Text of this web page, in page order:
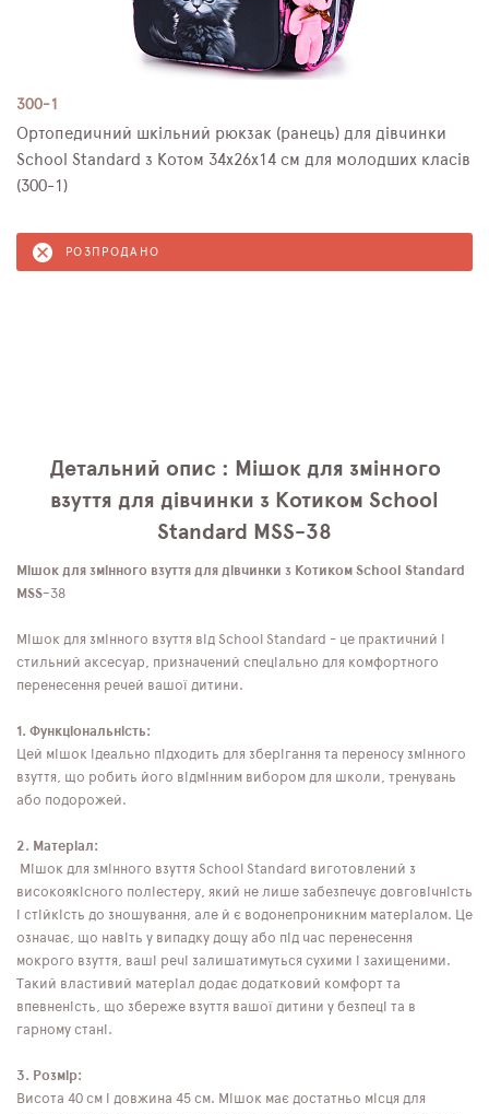
300-1
Ортопедичний шкільний рюкзак (ранець) для дівчинки
School Standard з Котом 34х26х14 см для молодших класів
(300-1)
РОЗПРОДАНО
Детальний опис : Мішок для змінного
взуття для дівчинки з Котиком School
Standard MSS-38
Мішок для змінного взуття для дівчинки з Котиком School Standard
MSS-38
Мішок для змінного взуття від School Standard - це практичний і
стильний аксесуар, призначений спеціально для комфортного
перенесення речей вашої дитини.
1. Функціональність:
Цей мішок ідеально підходить для зберігання та переносу змінного
взуття, що робить його відмінним вибором для школи, тренувань
або подорожей.
2. Матеріал:
Мішок для змінного взуття School Standard виготовлений з
високоякісного поліестеру, який не лише забезпечує довговічність
і стійкість до зношування, але й є водонепроникним матеріалом. Це
означає, що навіть у випадку дощу або під час перенесення
мокрого взуття, ваші речі залишатимуться сухими і захищеними.
Такий властивий матеріал додає додатковий комфорт та
впевненість, що збереже взуття вашої дитини у безпеці та в
гарному стані.
3. Розмір:
Висота 40 см і довжина 45 см. Мішок має достатньо місця для